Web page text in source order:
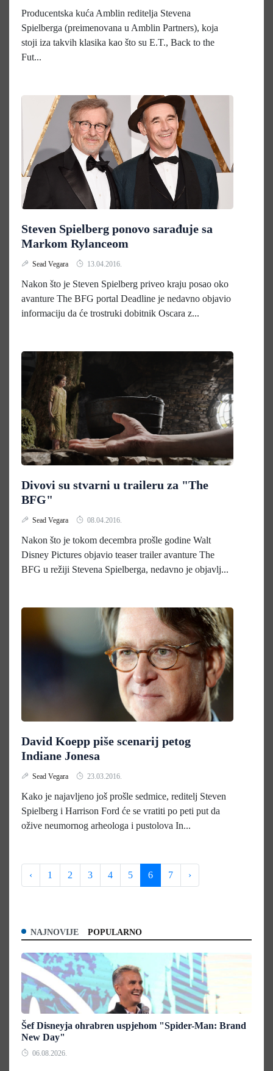
Producentska kuća Amblin reditelja Stevena
Spielberga (preimenovana u Amblin Partners), koja
stoji iza takvih klasika kao što su E.T., Back to the
Fut...
Steven Spielberg ponovo sarađuje sa
Markom Rylanceom
Sead Vegara 13.04.2016.
Nakon što je Steven Spielberg priveo kraju posao oko
avanture The BFG portal Deadline je nedavno objavio
informaciju da će trostruki dobitnik Oscara z...
Divovi su stvarni u traileru za "The
BFG"
Sead Vegara 08.04.2016.
Nakon što je tokom decembra prošle godine Walt
Disney Pictures objavio teaser trailer avanture The
BFG u režiji Stevena Spielberga, nedavno je objavlj...
David Koepp piše scenarij petog
Indiane Jonesa
Sead Vegara 23.03.2016.
Kako je najavljeno još prošle sedmice, reditelj Steven
Spielberg i Harrison Ford će se vratiti po peti put da
ožive neumornog arheologa i pustolova In...
‹ 1 2 3 4 5 6 7 ›
NAJNOVIJE POPULARNO
Šef Disneyja ohrabren uspjehom "Spider-Man: Brand
New Day"
06.08.2026.